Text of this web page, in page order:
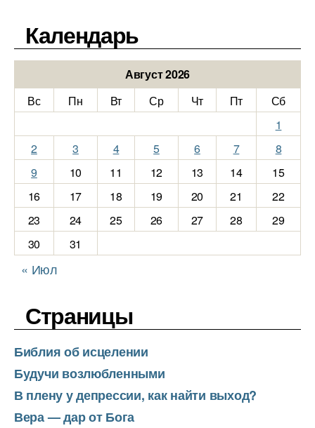
Календарь
Август 2026
Вс
Пн Вт Ср Чт Пт
Сб
1
2
3 4 5 6 7
8
9
10 11 12 13 14
15
16
17 18 19 20 21
22
23
24 25 26 27 28
29
30
31
« Июл
Страницы
Библия об исцелении
Будучи возлюбленными
В плену у депрессии, как найти выход?
Вера — дар от Бога